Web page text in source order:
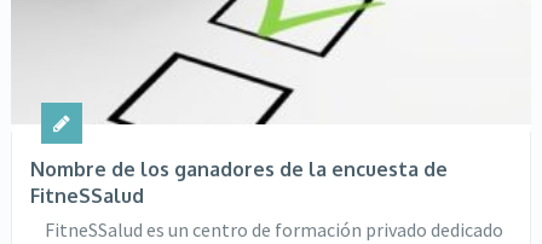
Nombre de los ganadores de la encuesta de
FitneSSalud
FitneSSalud es un centro de formación privado dedicado